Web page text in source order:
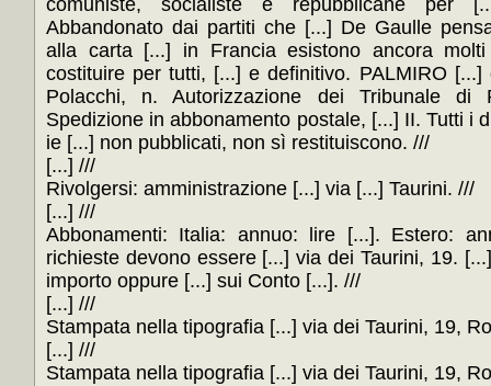
comuniste, socialiste e repubblicane per
Abbandonato dai partiti che [...] De Gaulle
alla carta [...] in Francia esistono ancora
costituire per tutti, [...] e definitivo. PALMIRO
Polacchi, n. Autorizzazione dei Tribunale di
Spedizione in abbonamento postale, [...] II. Tutti i
ie [...] non pubblicati, non sì restituiscono. ///
[...] ///
Rivolgersi: amministrazione [...] via [...] Taurini. ///
[...] ///
Abbonamenti: Italia: annuo: lire [...]. Estero:
richieste devono essere [...] via dei Taurini, 19.
importo oppure [...] sui Conto [...]. ///
[...] ///
Stampata nella tipografia [...] via dei Taurini, 19,
[...] ///
Stampata nella tipografia [...] via dei Taurini, 19,